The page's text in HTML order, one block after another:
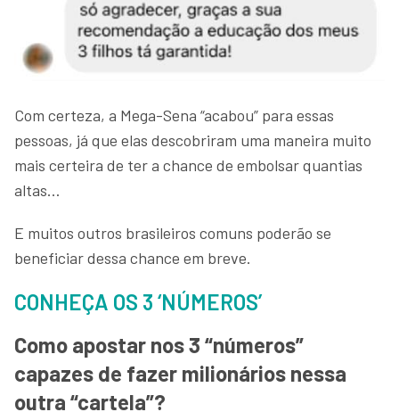
Com certeza, a Mega-Sena “acabou” para essas
pessoas, já que elas descobriram uma maneira muito
mais certeira de ter a chance de embolsar quantias
altas…
E muitos outros brasileiros comuns poderão se
beneficiar dessa chance em breve.
CONHEÇA OS 3 ‘NÚMEROS’
Como apostar nos 3 “números”
capazes de fazer milionários nessa
outra “cartela”?